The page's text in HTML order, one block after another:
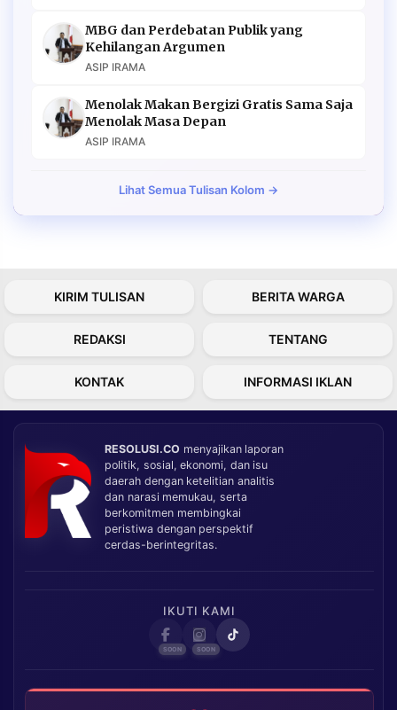
MBG dan Perdebatan Publik yang
Kehilangan Argumen
ASIP IRAMA
Menolak Makan Bergizi Gratis Sama Saja
Menolak Masa Depan
ASIP IRAMA
Lihat Semua Tulisan Kolom →
KIRIM TULISAN BERITA WARGA
REDAKSI TENTANG
KONTAK INFORMASI IKLAN
RESOLUSI.CO menyajikan laporan
politik, sosial, ekonomi, dan isu
daerah dengan ketelitian analitis
dan narasi memukau, serta
berkomitmen membingkai
peristiwa dengan perspektif
cerdas-berintegritas.
IKUTI KAMI